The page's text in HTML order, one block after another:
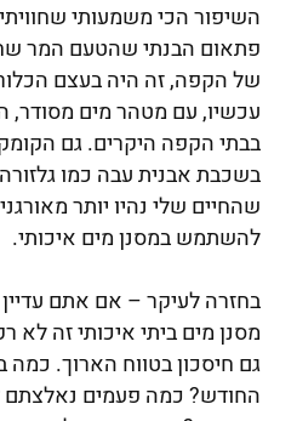
השיפור הכי משמעותי
פתאום הבנתי שהטעם המר
של הקפה, זה היה בעצם
עכשיו, עם מטהר מים מסודר,
בבתי הקפה היקרים. גם
בשכבת אבנית עבה כמו
שהחיים שלי נהיו יותר
להשתמש במסנן מים איכותי.
בחזרה לעיקר – אם אתם
מסנן מים ביתי איכותי זה
גם חיסכון בטווח הארוך. כמה
החודש? כמה פעמים נאלצתם